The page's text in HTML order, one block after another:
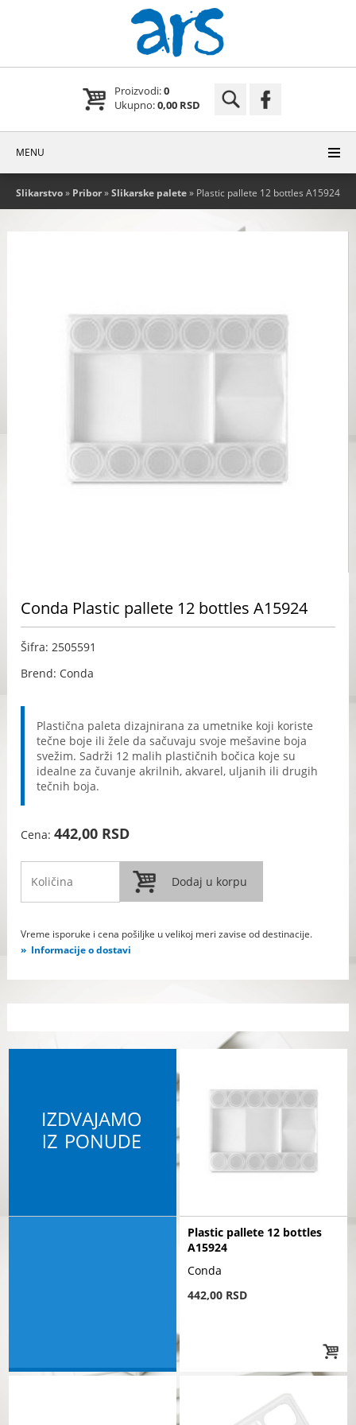
Proizvodi:0
Ukupno:0,00 RSD
MENU
Slikarstvo» Pribor»Slikarske palete» Plastic pallete 12 bottles A15924
Conda Plastic pallete 12 bottles A15924
Šifra: 2505591
Brend: Conda
Plastična paleta dizajnirana za umetnike koji koriste
tečne boje ili žele da sačuvaju svoje mešavine boja
svežim. Sadrži 12 malih plastičnih bočica koje su
idealne za čuvanje akrilnih, akvarel, uljanih ili drugih
tečnih boja.
Cena:442,00 RSD
Vreme isporuke i cena pošiljke u velikoj meri zavise od destinacije.
Informacije o dostavi
Plastic pallete 12 bottles
A15924
Conda
442,00 RSD